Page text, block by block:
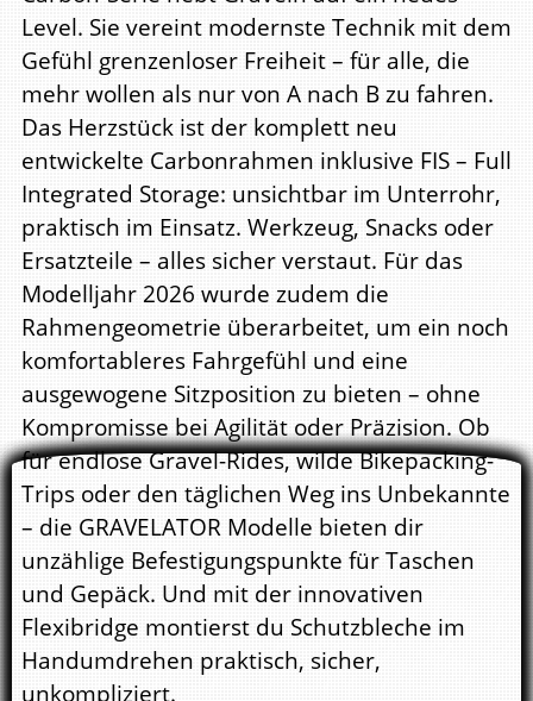
Level. Sie vereint modernste Technik mit dem
Gefühl grenzenloser Freiheit – für alle, die
mehr wollen als nur von A nach B zu fahren.
Das Herzstück ist der komplett neu
entwickelte Carbonrahmen inklusive FIS – Full
Integrated Storage: unsichtbar im Unterrohr,
praktisch im Einsatz. Werkzeug, Snacks oder
Ersatzteile – alles sicher verstaut. Für das
Modelljahr 2026 wurde zudem die
Rahmengeometrie überarbeitet, um ein noch
komfortableres Fahrgefühl und eine
ausgewogene Sitzposition zu bieten – ohne
Kompromisse bei Agilität oder Präzision. Ob
für endlose Gravel-Rides, wilde Bikepacking-
Trips oder den täglichen Weg ins Unbekannte
– die GRAVELATOR Modelle bieten dir
unzählige Befestigungspunkte für Taschen
und Gepäck. Und mit der innovativen
Flexibridge montierst du Schutzbleche im
Handumdrehen praktisch, sicher,
unkompliziert.